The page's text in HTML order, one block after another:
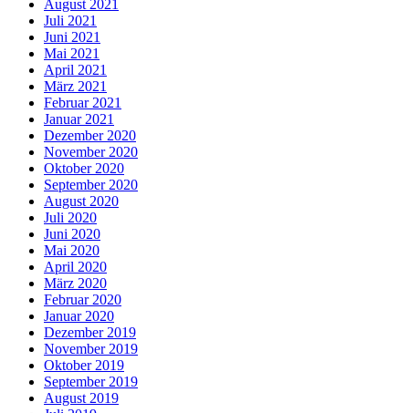
August 2021
Juli 2021
Juni 2021
Mai 2021
April 2021
März 2021
Februar 2021
Januar 2021
Dezember 2020
November 2020
Oktober 2020
September 2020
August 2020
Juli 2020
Juni 2020
Mai 2020
April 2020
März 2020
Februar 2020
Januar 2020
Dezember 2019
November 2019
Oktober 2019
September 2019
August 2019